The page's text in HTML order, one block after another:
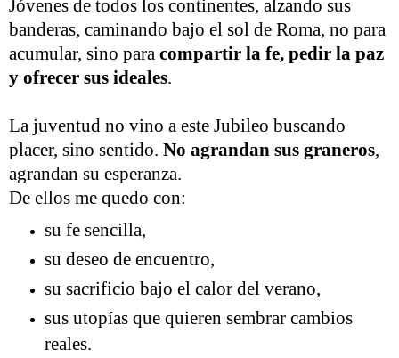
Jóvenes de todos los continentes, alzando sus
banderas, caminando bajo el sol de Roma, no para
acumular, sino para compartir la fe, pedir la paz
y ofrecer sus ideales.
La juventud no vino a este Jubileo buscando
placer, sino sentido. No agrandan sus graneros,
agrandan su esperanza.
De ellos me quedo con:
su fe sencilla,
su deseo de encuentro,
su sacrificio bajo el calor del verano,
sus utopías que quieren sembrar cambios
reales.